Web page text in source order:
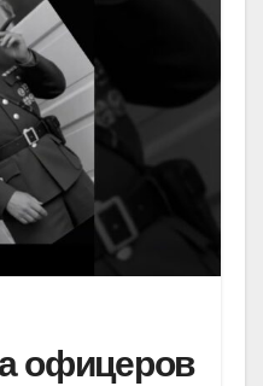
офицеров